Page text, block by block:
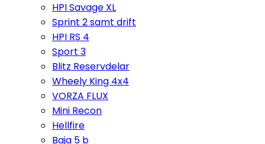
HPI Savage XL
Sprint 2 samt drift
HPI RS 4
Sport 3
Blitz Reservdelar
Wheely King 4x4
VORZA FLUX
Mini Recon
Hellfire
Baja 5 b